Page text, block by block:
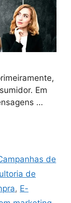
Em
…
de
de
, E-